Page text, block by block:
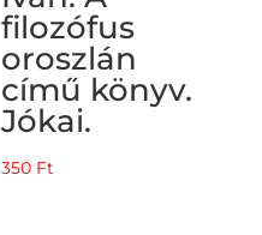
filozófus
oroszlán
című könyv.
Jókai.
350 Ft